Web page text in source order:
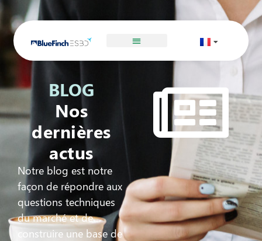
BLOG
Nos
dernières
actus
Notre blog est notre
façon de répondre aux
questions techniques
du marché et de
construire une base de